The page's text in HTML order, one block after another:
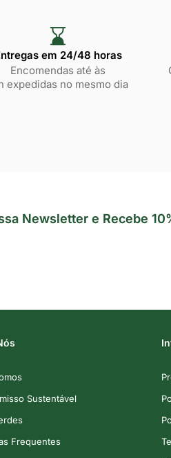
em 24/48 horas​
Encomendas até às
expedidas no mesmo dia
Newsletter e Recebe
Sustentável
Frequentes